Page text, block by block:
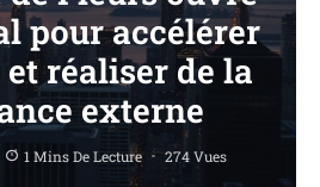
pour accélérer
et réaliser de la
externe
1 Mins De Lecture 274 Vues